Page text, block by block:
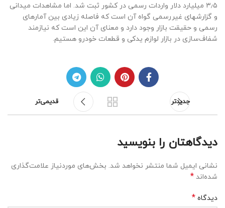
۳٫۵ میلیارد دلار واردات رسمی در کشور ثبت شد. اما مشاهدات میدانی
و گزارش‎های غیررسمی گواه آن است که فاصله زیادی بین آمارهای
رسمی و حقیقت بازار وجود دارد و معنای آن این است که نیازمند
شفاف‌سازی در بازار لوازم یدکی و قطعات خودرو هستیم.
جدیدتر قدیمی‌تر
دیدگاهتان را بنویسید
نشانی ایمیل شما منتشر نخواهد شد. بخش‌های موردنیاز علامت‌گذاری
شده‌اند *
دیدگاه *